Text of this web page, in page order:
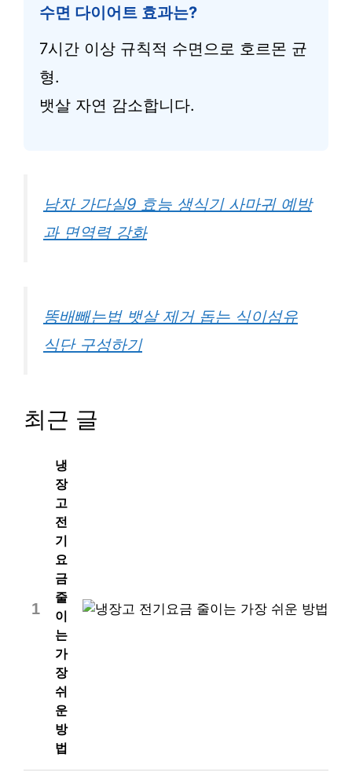
수면 다이어트 효과는?
7시간 이상 규칙적 수면으로 호르몬 균
형.
뱃살 자연 감소합니다.
남자 가다실9 효능 생식기 사마귀 예방
과 면역력 강화
똥배빼는법 뱃살 제거 돕는 식이섬유
식단 구성하기
최근 글
1
냉
장
고
전
기
요
금
줄
이
는
가
장
쉬
운
방
법